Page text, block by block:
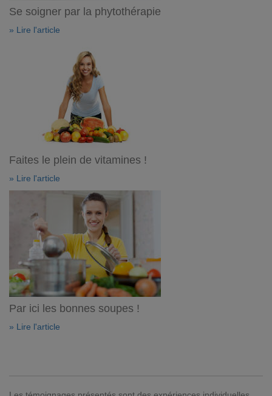
Se soigner par la phytothérapie
» Lire l'article
Faites le plein de vitamines !
» Lire l'article
Par ici les bonnes soupes !
» Lire l'article